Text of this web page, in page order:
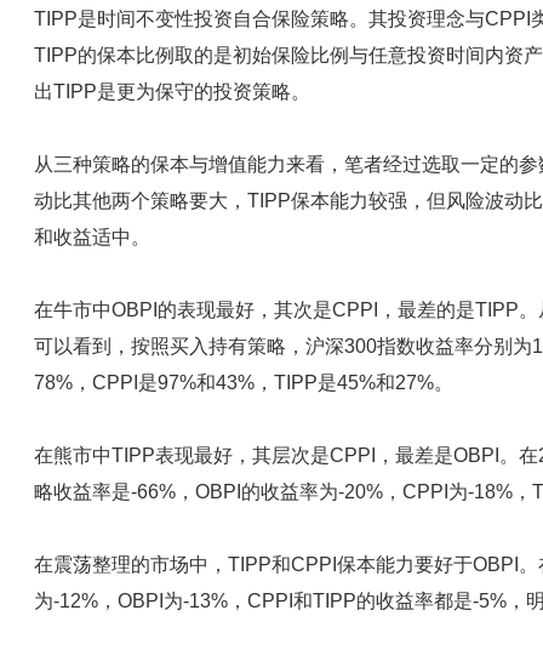
TIPP是时间不变性投资自合保险策略。其投资理念与
TIPP的保本比例取的是初始保险比例与任意投资时间内资
出TIPP是更为保守的投资策略。
从三种策略的保本与增值能力来看，笔者经过选取一定的
动比其他两个策略要大，TIPP保本能力较强，但风险波动
和收益适中。
在牛市中OBPI的表现最好，其次是CPPI，最差的是TIPP
可以看到，按照买入持有策略，沪深300指数收益率分别
78%，CPPI是97%和43%，TIPP是45%和27%。
在熊市中TIPP表现最好，其层次是CPPI，最差是OBPI。
略收益率是-66%，OBPI的收益率为-20%，CPPI为-18%，
在震荡整理的市场中，TIPP和CPPI保本能力要好于OBPI
为-12%，OBPI为-13%，CPPI和TIPP的收益率都是-5%，